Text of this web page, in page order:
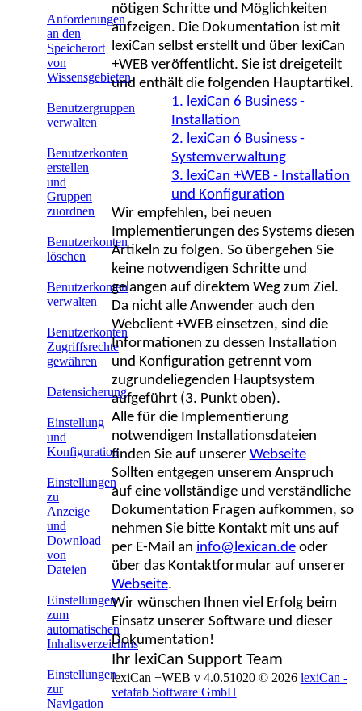
Anforderungen
an den
Speicherort
von
Wissensgebieten
Benutzergruppen
verwalten
Benutzerkonten
erstellen
und
Gruppen
zuordnen
Benutzerkonten
löschen
Benutzerkonten
verwalten
Benutzerkonten
Zugriffsrechte
gewähren
Datensicherung
Einstellung
und
Konfiguration
Einstellungen
zu
Anzeige
und
Download
von
Dateien
Einstellungen
zum
automatischen
Inhaltsverzeichnis
Einstellungen
zur
Navigation
nötigen Schritte und Möglichkeiten
aufzeigen. Die Dokumentation ist mit
lexiCan selbst erstellt und über lexiCan
+WEB veröffentlicht. Sie ist dreigeteilt
und enthält die folgenden Hauptartikel.
1. lexiCan 6 Business -
Installation
2. lexiCan 6 Business -
Systemverwaltung
3. lexiCan +WEB - Installation
und Konfiguration
Wir empfehlen, bei neuen
Implementierungen des Systems diesen
Artikeln zu folgen. So übergehen Sie
keine notwendigen Schritte und
gelangen auf direktem Weg zum Ziel.
Da nicht alle Anwender auch den
Webclient +WEB einsetzen, sind die
Informationen zu dessen Installation
und Konfiguration getrennt vom
zugrundeliegenden Hauptsystem
aufgeführt (3. Punkt oben).
Alle für die Implementierung
notwendigen Installationsdateien
finden Sie auf unserer Webseite
Sollten entgegen unserem Anspruch
auf eine vollständige und verständliche
Dokumentation Fragen aufkommen, so
nehmen Sie bitte Kontakt mit uns auf
per E-Mail an info@lexican.deoder
über das Kontaktformular auf unserer
Webseite.
Wir wünschen Ihnen viel Erfolg beim
Einsatz unserer Software und dieser
Dokumentation!
Ihr lexiCan Support Team
lexiCan +WEB v 4.0.51020 © 2026 lexiCan -
vetafab Software GmbH